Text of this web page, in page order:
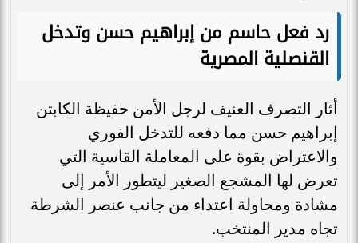
رد فعل حاسم من إبراهيم حسن وتدخل
القنصلية المصرية
أثار التصرف العنيف لرجل الأمن حفيظة الكابتن
إبراهيم حسن مما دفعه للتدخل الفوري
والاعتراض بقوة على المعاملة القاسية التي
تعرض لها المشجع الصغير ليتطور الأمر إلى
مشادة ومحاولة اعتداء من جانب عنصر الشرطة
تجاه مدير المنتخب.